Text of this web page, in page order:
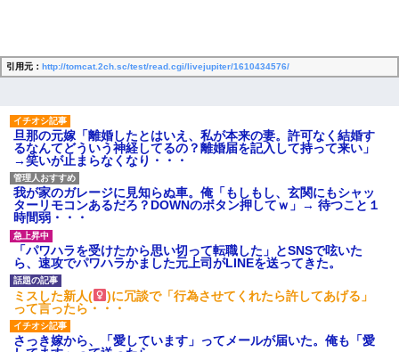
引用元： http://tomcat.2ch.sc/test/read.cgi/livejupiter/1610434576/
旦那の元嫁「離婚したとはいえ、私が本来の妻。許可なく結婚す
るなんてどういう神経してるの？離婚届を記入して持って来い」
→笑いが止まらなくなり・・・
我が家のガレージに見知らぬ車。俺「もしもし、玄関にもシャッ
ターリモコンあるだろ？DOWNのボタン押してｗ」→ 待つこと１
時間弱・・・
「パワハラを受けたから思い切って転職した」とSNSで呟いた
ら、速攻でパワハラかました元上司がLINEを送ってきた。
ミスした新人(
)に冗談で「行為させてくれたら許してあげる」
って言ったら・・・
さっき嫁から、「愛しています」ってメールが届いた。俺も「愛